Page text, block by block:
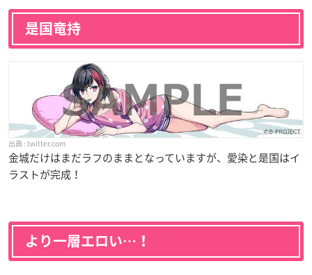
是国竜持
twitter.com
金城だけはまだラフのままとなっていますが、愛染と是国はイ
ラストが完成！
より一層エロい…！